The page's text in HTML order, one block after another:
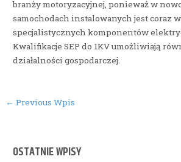
OSTATNIE WPISY
branży motoryzacyjnej, ponieważ w
samochodach instalowanych jest coraz
specjalistycznych komponentów
Kwalifikacje SEP do 1KV umożliwiają
działalności gospodarczej.
Post
← Previous Wpis